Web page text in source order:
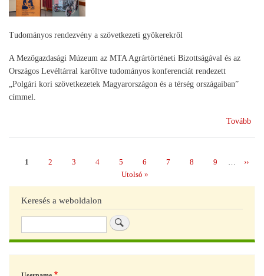
Tudományos rendezvény a szövetkezeti gyökerekről
A Mezőgazdasági Múzeum az MTA Agrártörténeti Bizottságával és az
Országos Levéltárral karöltve tudományos konferenciát rendezett
„Polgári kori szövetkezetek Magyarországon és a térség országaiban”
címmel.
Tovább
Page
1 Page
2 Page
3 Page
4 Page
5 Page
6 Page
7 Page
8 Page
9
››
Utolsó
oldal
Utolsó »
Keresés a weboldalon
Keresés